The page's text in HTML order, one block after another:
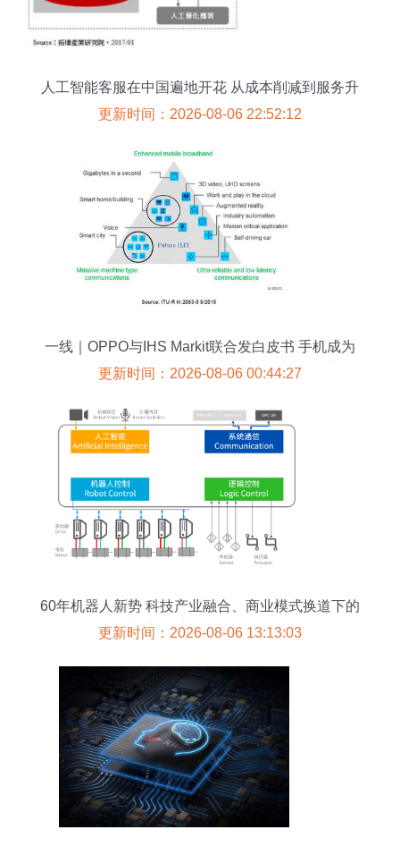
人工智能客服在中国遍地开花 从成本削减到服务升
级的新格局
更新时间：2026-08-06 22:52:12
一线｜OPPO与IHS Markit联合发白皮书 手机成为
云游戏核心入口，人工智能行业应用系统集成迎来
更新时间：2026-08-06 00:44:27
60年机器人新势 科技产业融合、商业模式换道下的
行业应用系统集成服务崛起
更新时间：2026-08-06 13:13:03